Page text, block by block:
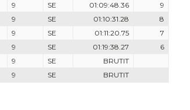
9 SE 01:09:48.36
9
9 SE 01:10:31.28
8
9 SE 01:11:20.75
7
9 SE 01:19:38.27
6
9 SE
BRUTIT
9 SE BRUTIT